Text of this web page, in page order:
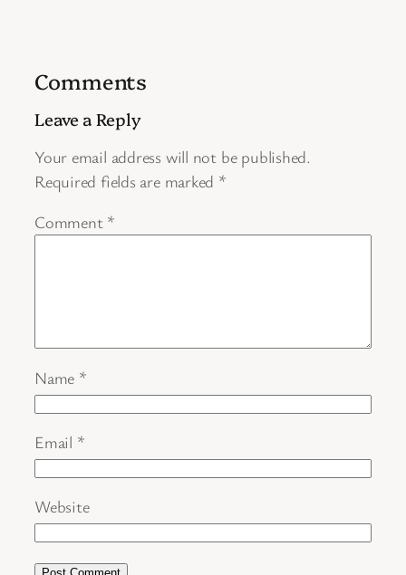
Comments
Leave a Reply
Your email address will not be published.
Required fields are marked *
Comment *
Name *
Email *
Website